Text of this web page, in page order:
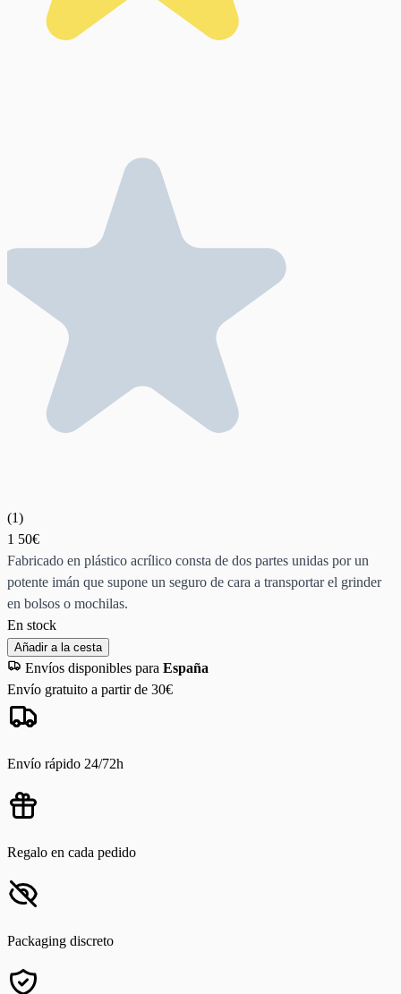
(1)
1 50€
Fabricado en plástico acrílico consta de dos partes unidas por un
potente imán que supone un seguro de cara a transportar el grinder
en bolsos o mochilas.
En stock
Añadir a la cesta
Envíos disponibles para España
Envío gratuito a partir de 30€
Envío rápido 24/72h
Regalo en cada pedido
Packaging discreto